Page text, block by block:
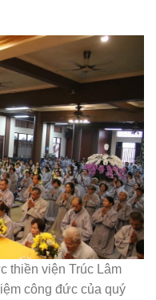
thiền viện Trúc Lâm
công đức của quý